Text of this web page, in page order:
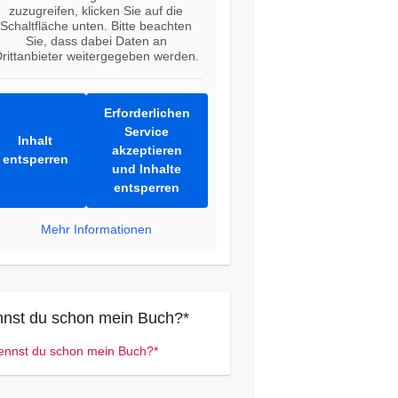
zuzugreifen, klicken Sie auf die
Schaltfläche unten. Bitte beachten
Sie, dass dabei Daten an
weitergegeben werden.
Inhalt
entsperren
Erforderlichen
Service
akzeptieren
und Inhalte
entsperren
Mehr Informationen
du schon mein Buch?*